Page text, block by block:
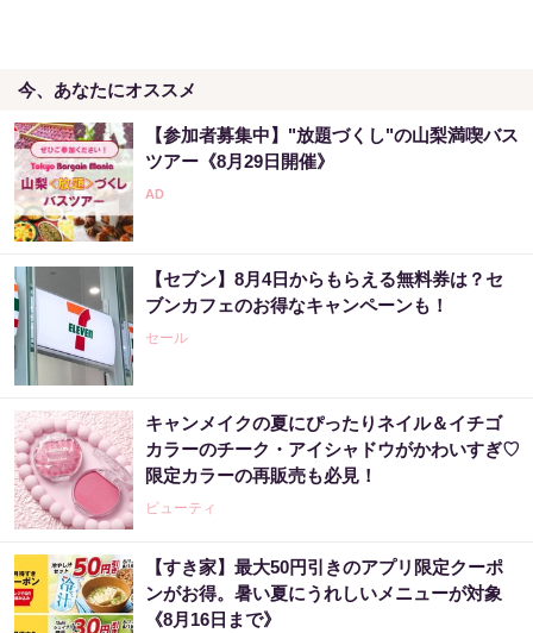
今、あなたにオススメ
【参加者募集中】"放題づくし"の山梨満喫バス
ツアー《8月29日開催》
【セブン】8月4日からもらえる無料券は？セ
ブンカフェのお得なキャンペーンも！
セール
キャンメイクの夏にぴったりネイル＆イチゴ
カラーのチーク・アイシャドウがかわいすぎ♡
限定カラーの再販売も必見！
ビューティ
【すき家】最大50円引きのアプリ限定クーポ
ンがお得。暑い夏にうれしいメニューが対象
《8月16日まで》